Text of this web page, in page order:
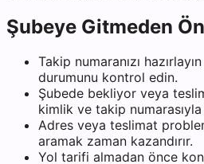
Şubeye Gitmeden
Takip numaranızı
durumunu kontrol edin.
Şubede bekliyor veya
kimlik ve takip
Adres veya teslimat
aramak zaman kazandırır.
Yol tarifi almadan önce